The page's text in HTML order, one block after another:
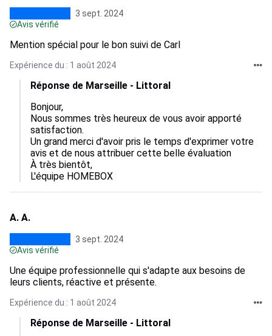
3 sept. 2024
Avis vérifié
Mention spécial pour le bon suivi de Carl
Expérience du : 1 août 2024
Réponse de Marseille - Littoral
Bonjour,
Nous sommes très heureux de vous avoir apporté
satisfaction.
Un grand merci d'avoir pris le temps d'exprimer votre
avis et de nous attribuer cette belle évaluation
À très bientôt,
L'équipe HOMEBOX
A. A.
3 sept. 2024
Avis vérifié
Une équipe professionnelle qui s'adapte aux besoins de
leurs clients, réactive et présente.
Expérience du : 1 août 2024
Réponse de Marseille - Littoral